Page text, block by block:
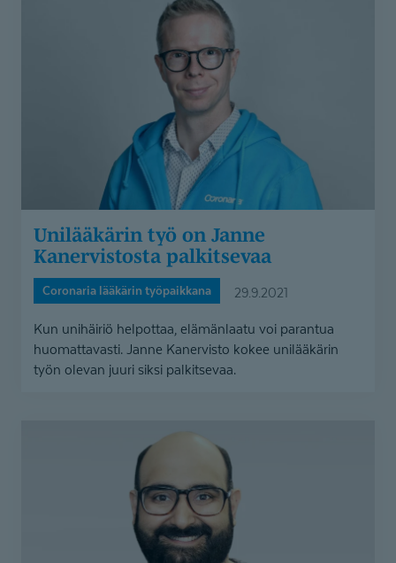
Unilääkärin työ on Janne
Kanervistosta palkitsevaa
Coronaria lääkärin työpaikkana 29.9.2021
Kun unihäiriö helpottaa, elämänlaatu voi parantua
huomattavasti. Janne Kanervisto kokee unilääkärin
työn olevan juuri siksi palkitsevaa.
räätälöintimahdollisuuksia